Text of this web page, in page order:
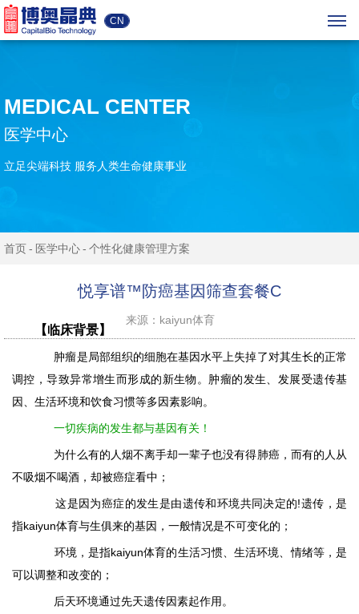
CN
MEDICAL CENTER
医学中心
立足尖端科技 服务人类生命健康事业
首页 医学中心 个性化健康管理方案
悦享谱™防癌基因筛查套餐C
来源：kaiyun体育
【临床背景】
肿瘤是局部组织的细胞在基因水平上失掉了对其生长的正常
调控，导致异常增生而形成的新生物。肿瘤的发生、发展受遗传基
因、生活环境和饮食习惯等多因素影响。
一切疾病的发生都与基因有关！
为什么有的人烟不离手却一辈子也没有得肺癌，而有的人从
不吸烟不喝酒，却被癌症看中；
这是因为癌症的发生是由遗传和环境共同决定的!遗传，是
指kaiyun体育与生俱来的基因，一般情况是不可变化的；
环境，是指kaiyun体育的生活习惯、生活环境、情绪等，是
可以调整和改变的；
后天环境通过先天遗传因素起作用。